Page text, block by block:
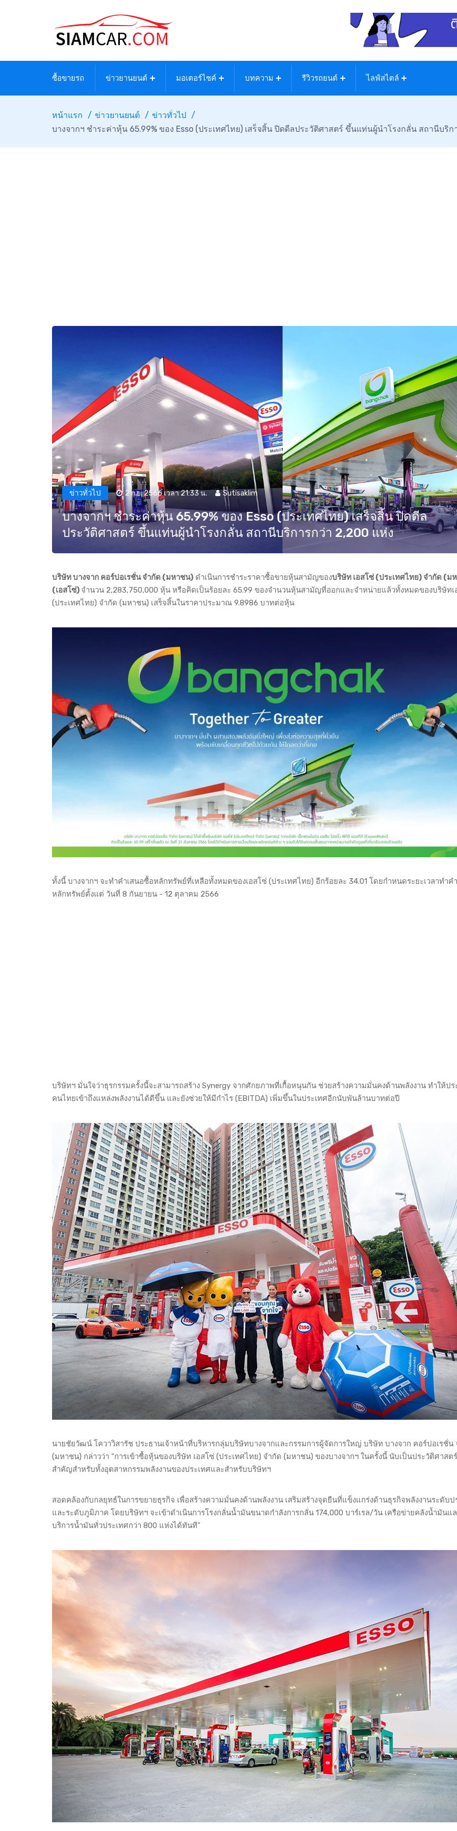
ซื้อขายรถ ข่าวยานยนต์ มอเตอร์ไซค์ บทความ รีวิวรถยนต์ ไลฟ์สไตล์
หน้าแรก ข่าวยานยนต์
ข่าวทั่วไป
บางจากฯ ชำระค่าหุ้น 65.99% ของ Esso (ประเทศไทย) เสร็จสิ้น ปิดดีลประวัติศาสตร์ ขึ้นแท่นผู้นำโรงกลั่น สถานีบริก
ข่าวทั่วไป 2 ก.ย. 2566 เวลา 21:33 น. Sutisaklim
บางจากฯ ชำระค่าหุ้น 65.99% ของ Esso (ประเทศไทย) เสร็จสิ้น ปิดดีล
ประวัติศาสตร์ ขึ้นแท่นผู้นำโรงกลั่น สถานีบริการกว่า 2,200 แห่ง
บริษัท บางจาก คอร์ปอเรชั่น จำกัด (มหาชน) ดำเนินการชำระราคาซื้อขายหุ้นสามัญของบริษัท เอสโซ่ (ประเทศไทย) จำกัด (ม
(เอสโซ่) จำนวน 2,283,750,000 หุ้น หรือคิดเป็นร้อยละ 65.99 ของจำนวนหุ้นสามัญที่ออกและจำหน่ายแล้วทั้งหมดของบริษัทเ
(ประเทศไทย) จำกัด (มหาชน) เสร็จสิ้นในราคาประมาณ 9.8986 บาทต่อหุ้น
ทั้งนี้ บางจากฯ จะทำคำเสนอซื้อหลักทรัพย์ที่เหลือทั้งหมดของเอสโซ่ (ประเทศไทย) อีกร้อยละ 34.01 โดยกำหนดระยะเวลาทำค
หลักทรัพย์ตั้งแต่ วันที่ 8 กันยายน - 12 ตุลาคม 2566
บริษัทฯ มั่นใจว่าธุรกรรมครั้งนี้จะสามารถสร้าง Synergy จากศักยภาพที่เกื้อหนุนกัน ช่วยสร้างความมั่นคงด้านพลังงาน ทำให้ป
คนไทยเข้าถึงแหล่งพลังงานได้ดีขึ้น และยังช่วยให้มีกำไร (EBITDA) เพิ่มขึ้นในประเทศอีกนับพันล้านบาทต่อปี
นายชัยวัฒน์ โควาวิสารัช ประธานเจ้าหน้าที่บริหารกลุ่มบริษัทบางจากและกรรมการผู้จัดการใหญ่ บริษัท บางจาก คอร์ปอเรชั่น
(มหาชน) กล่าวว่า ”การเข้าซื้อหุ้นของบริษัท เอสโซ่ (ประเทศไทย) จำกัด (มหาชน) ของบางจากฯ ในครั้งนี้ นับเป็นประวัติศาสต
สำคัญสำหรับทั้งอุตสาหกรรมพลังงานของประเทศและสำหรับบริษัทฯ
สอดคล้องกับกลยุทธ์ในการขยายธุรกิจ เพื่อสร้างความมั่นคงด้านพลังงาน เสริมสร้างจุดยืนที่แข็งแกร่งด้านธุรกิจพลังงานระดับป
และระดับภูมิภาค โดยบริษัทฯ จะเข้าดำเนินการโรงกลั่นน้ำมันขนาดกำลังการกลั่น 174,000 บาร์เรล/วัน เครือข่ายคลังน้ำมันแ
บริการน้ำมันทั่วประเทศกว่า 800 แห่งได้ทันที”